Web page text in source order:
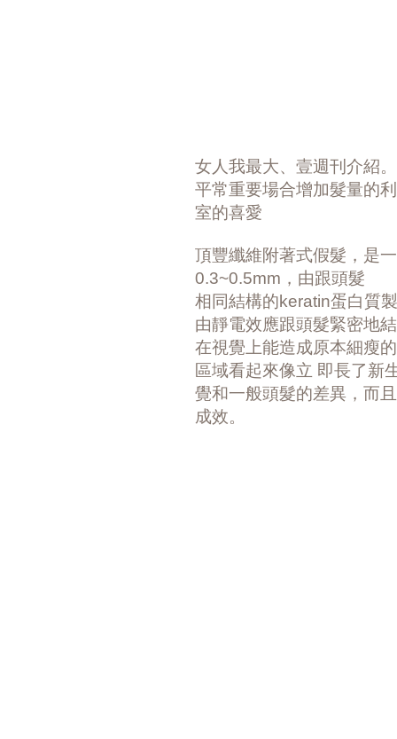
女人我最大、壹週刊介紹
平常重要場合增加髮量的
室的喜愛
頂豐纖維附著式假髮，是
0.3~0.5mm，由跟頭髮
相同結構的keratin蛋白質
由靜電效應跟頭髮緊密地
在視覺上能造成原本細瘦
區域看起來像立 即長了新
覺和一般頭髮的差異，而
成效。